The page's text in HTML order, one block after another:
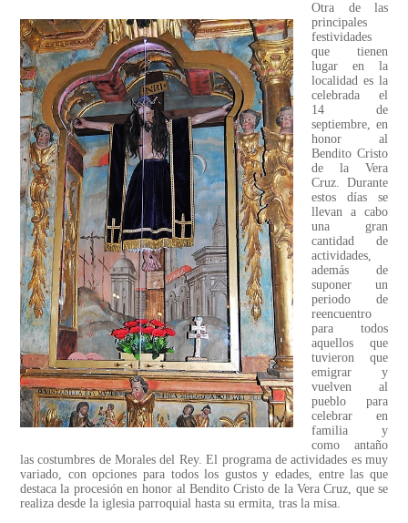
Otra de las
principales
festividades
que tienen
lugar en la
localidad es la
celebrada el
14 de
septiembre, en
honor al
Bendito Cristo
de la Vera
Cruz. Durante
estos días se
llevan a cabo
una gran
cantidad de
actividades,
además de
suponer un
periodo de
reencuentro
para todos
aquellos que
tuvieron que
emigrar y
vuelven al
pueblo para
celebrar en
familia y
como antaño
las costumbres de Morales del Rey. El programa de actividades es muy
variado, con opciones para todos los gustos y edades, entre las que
destaca la procesión en honor al Bendito Cristo de la Vera Cruz, que se
realiza desde la iglesia parroquial hasta su ermita, tras la misa.